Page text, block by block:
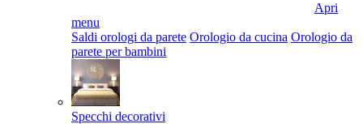
Apri
menu
Saldi orologi da parete Orologio da cucina Orologio da
parete per bambini
Specchi decorativi